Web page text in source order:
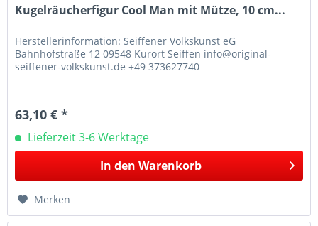
Kugelräucherfigur Cool Man mit Mütze, 10 cm...
Herstellerinformation: Seiffener Volkskunst eG
Bahnhofstraße 12 09548 Kurort Seiffen info@original-
seiffener-volkskunst.de +49 373627740
63,10 € *
Lieferzeit 3-6 Werktage
In den Warenkorb
Merken